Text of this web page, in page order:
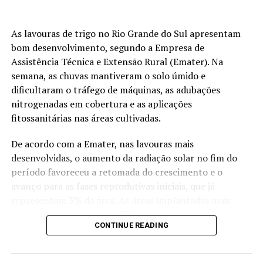
Agricultura norte-americano porque empresas privadas
vêm fornecendo dados sobre produtividade e
andamento dos trabalhos no campo, o que tem
orientado os investidores. A safra por lá, segundo ele,
pode superar 430 milhões de toneladas.
Tendências para o mercado interno
No mercado brasileiro, os prêmios para milho
começaram a melhorar a partir do bom volume de
embarques nos portos em setembro e outubro. “Os
preços do milho nos portos melhoraram no começo de
R$ 67, e até R$ 68 em dezembro no Porto de Santos”,
As lavouras de trigo no Rio Grande do Sul apresentam
bom desenvolvimento, segundo a Empresa de
Assistência Técnica e Extensão Rural (Emater). Na
semana, as chuvas mantiveram o solo úmido e
dificultaram o tráfego de máquinas, as adubações
nitrogenadas em cobertura e as aplicações
fitossanitárias nas áreas cultivadas.
De acordo com a Emater, nas lavouras mais
desenvolvidas, o aumento da radiação solar no fim do
período favoreceu a retomada do crescimento e o
avanço para as fases reprodutivas iniciais, que já
tardiamente, que somam 97%, seguem em
desenvolvimento vegetativo e perfilhamento.
O quadro indica evolução da cultura em diferentes
CONTINUE READING